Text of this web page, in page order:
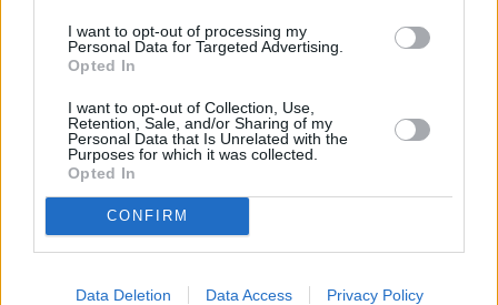
I want to opt-out of processing my
Personal Data for Targeted Advertising.
Opted In
I want to opt-out of Collection, Use,
Retention, Sale, and/or Sharing of my
Personal Data that Is Unrelated with the
Purposes for which it was collected.
Opted In
CONFIRM
Data Deletion Data Access Privacy Policy
Asimismo subrayan que con esta operación, el
gestor de navegación aérea "reafirma su
compromiso con el desarrollo del concepto Higher
Airspace Operations (HAO), situando a España y a
las islas Canarias a la vanguardia de la innovación
aeronáutica en Europa".